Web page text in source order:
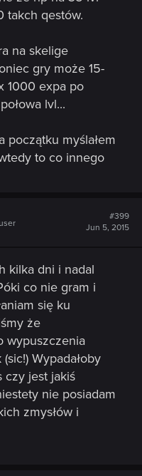
takch qestów.
na skelige
gry może 15-
1000 expa po
lvl...
początku myślałem
to co innego
#399
Jun 5, 2015
kilka dni i nadal
co nie gram i
się ku
że
wypuszczenia
Wypadałoby
czy jest jakiś
nie posiadam
zmysłów i